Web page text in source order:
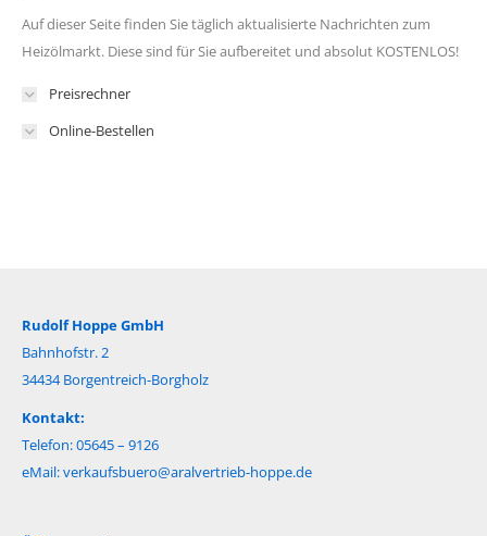
Auf dieser Seite finden Sie täglich aktualisierte Nachrichten zum
Heizölmarkt. Diese sind für Sie aufbereitet und absolut KOSTENLOS!
Preisrechner
Online-Bestellen
Rudolf Hoppe GmbH
Bahnhofstr. 2
34434 Borgentreich-Borgholz
Kontakt:
Telefon: 05645 – 9126
eMail:verkaufsbuero@aralvertrieb-hoppe.de